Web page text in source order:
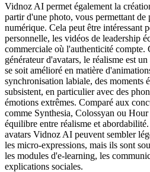
Vidnoz AI permet également la
partir d'une photo, vous permettant de
numérique. Cela peut être intéressant
personnelle, les vidéos de leadership
commerciale où l'authenticité compte.
générateur d'avatars, le réalisme est
se soit amélioré en matière
synchronisation labiale, des moments
subsistent, en particulier avec des
émotions extrêmes. Comparé aux
comme Synthesia, Colossyan ou
équilibre entre réalisme et
avatars Vidnoz AI peuvent sembler
les micro-expressions, mais ils sont
les modules d'e-learning, les
explications sociales.